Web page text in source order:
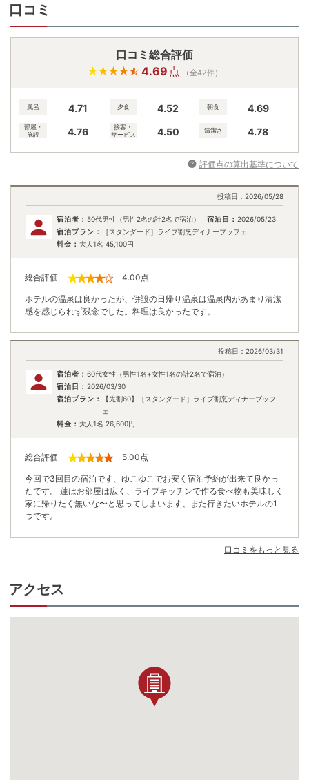
口コミ
口コミ総合評価
4.69 点 （全42件）
風呂 4.71 夕食 4.52 朝食 4.69
部屋・
施設
4.76
接客・
サービス
4.50 清潔さ 4.78
評価点の算出基準について
投稿日： 2026/05/28
宿泊者： 50代男性（男性2名の計2名で宿泊） 宿泊日： 2026/05/23
宿泊プラン：
［スタンダード］ライブ割烹ディナーブッフェ
料金： 大人1名 45,100円
総合評価 4.00 点
ホテルの温泉は良かったが、併設の日帰り温泉は温泉内があまり清潔
感を感じられず残念でした。料理は良かったです。
投稿日： 2026/03/31
宿泊者： 60代女性（男性1名+女性1名の計2名で宿泊）
宿泊日： 2026/03/30
宿泊プラン：
【先割60】［スタンダード］ライブ割烹ディナーブッフ
ェ
料金： 大人1名 26,600円
総合評価 5.00 点
今回で3回目の宿泊です、ゆこゆこでお安く宿泊予約が出来て良かっ
たです。 蓮はお部屋は広く、ライブキッチンで作る食べ物も美味しく
家に帰りたく無いな〜と思ってしまいます、また行きたいホテルの1
つです。
口コミをもっと見る
アクセス